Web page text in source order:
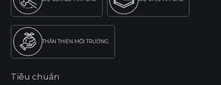
THÂN THIỆN MÔI TRƯỜNG
Tiêu chuẩn